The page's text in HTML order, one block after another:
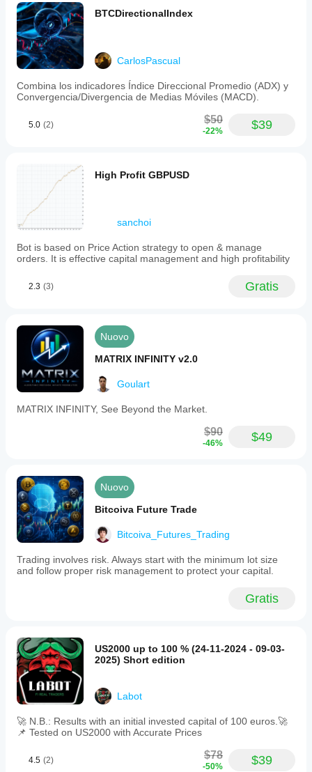
BTCDirectionalIndex
CarlosPascual
Combina los indicadores Índice Direccional Promedio (ADX) y
Convergencia/Divergencia de Medias Móviles (MACD).
5.0 (2) $50
-22% $39
High Profit GBPUSD
sanchoi
Bot is based on Price Action strategy to open & manage
orders. It is effective capital management and high profitability
2.3 (3) Gratis
Nuovo
MATRIX INFINITY v2.0
Goulart
MATRIX INFINITY, See Beyond the Market.
$90
-46% $49
Nuovo
Bitcoiva Future Trade
Bitcoiva_Futures_Trading
Trading involves risk. Always start with the minimum lot size
and follow proper risk management to protect your capital.
Gratis
US2000 up to 100 % (24-11-2024 - 09-03-
2025) Short edition
Labot
🚀 N.B.: Results with an initial invested capital of 100 euros.🚀
📌 Tested on US2000 with Accurate Prices
4.5 (2) $78
-50% $39